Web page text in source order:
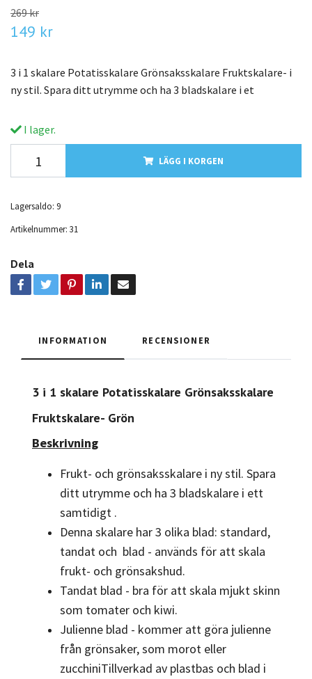
269 kr
149 kr
3 i 1 skalare Potatisskalare Grönsaksskalare Fruktskalare- i
ny stil. Spara ditt utrymme och ha 3 bladskalare i et
I lager.
LÄGG I KORGEN
Lagersaldo: 9
Artikelnummer: 31
Dela
INFORMATION RECENSIONER
3 i 1 skalare Potatisskalare Grönsaksskalare
Fruktskalare- Grön
Beskrivning
Frukt- och grönsaksskalare i ny stil. Spara
ditt utrymme och ha 3 bladskalare i ett
samtidigt .
Denna skalare har 3 olika blad: standard,
tandat och blad - används för att skala
frukt- och grönsakshud.
Tandat blad - bra för att skala mjukt skinn
som tomater och kiwi.
Julienne blad - kommer att göra julienne
från grönsaker, som morot eller
zucchiniTillverkad av plastbas och blad i